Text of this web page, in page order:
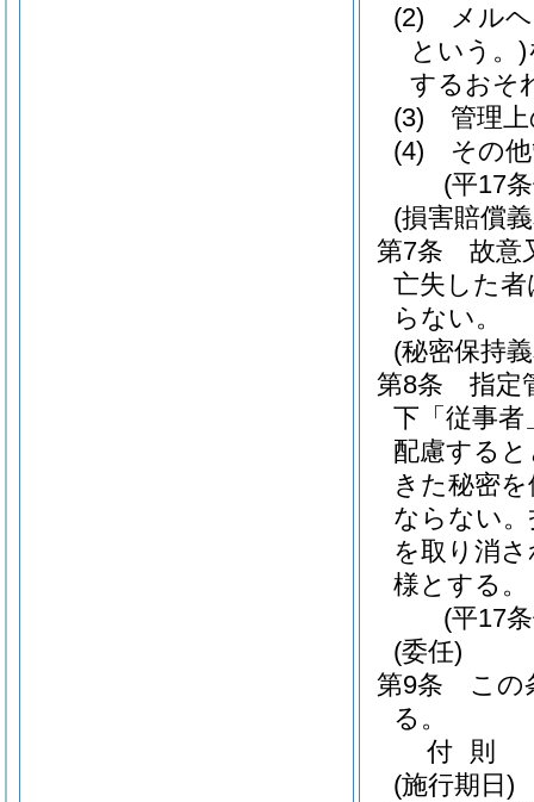
(2)
メル
という。)
するおそ
(3)
管理
(4)
その
(平17
(損害賠償
第7条
故意
亡失した
らない。
(秘密保持
第8条
指定
下「従事
配慮する
きた秘密
ならない。
を取り消
様とする。
(平17
(委任)
第9条
この
る。
付 則
(施行期日)